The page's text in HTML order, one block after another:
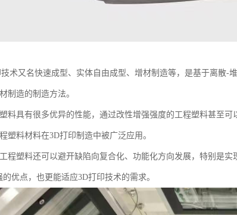
术又名快速成型、实体自由成型、增材制造等，是基于离散-
制造的制造方法。
料具有很多优异的性能，通过改性增强强度的工程塑料甚至
塑料材料在3D打印制造中被广泛应用。
程塑料还可以避开缺陷向复合化、功能化方向发展，特别是
的优点，也更能适应3D打印技术的需求。